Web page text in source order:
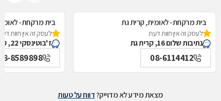
בית מרקחת- לאומית, קרית גת
לעסק זה אין חוות דעת
נתיבות שלום 16, קרית גת
08-6114412
בית מרקחת-
לעסק זה אין חוות
ז'בוטינסקי 22, קרית מלאכי
8589898
מצאת מידע לא מדוייק?דווח על טעות